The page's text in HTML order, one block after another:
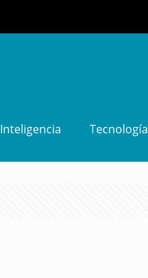
Inteligencia Tecnología